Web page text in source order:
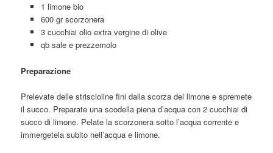
1 limone bio
600 gr scorzonera
3 cucchiai olio extra vergine di olive
qb sale e prezzemolo
Preparazione
Prelevate delle striscioline fini dalla scorza del limone e spremete
il succo. Preparate una scodella piena d’acqua con 2 cucchiai di
succo di limone. Pelate la scorzonera sotto l’acqua corrente e
immergetela subito nell’acqua e limone.